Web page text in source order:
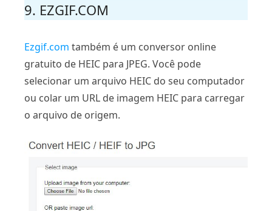
9. EZGIF.COM
Ezgif.com também é um conversor online
gratuito de HEIC para JPEG. Você pode
selecionar um arquivo HEIC do seu computador
ou colar um URL de imagem HEIC para carregar
o arquivo de origem.